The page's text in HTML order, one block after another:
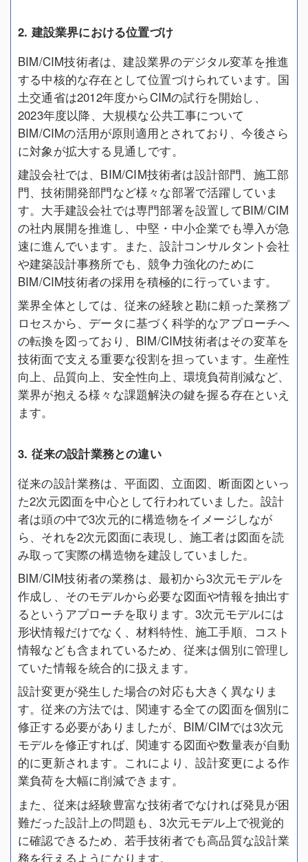
2. 建設業界における位置づけ
BIM/CIM技術者は、建設業界のデジタル変革を推進
する中核的な存在として位置づけられています。国
土交通省は2012年度からCIMの試行を開始し、
2023年度以降、大規模な公共工事について
BIM/CIMの活用が原則適用とされており、今後さら
に対象が拡大する見通しです。
建設会社では、BIM/CIM技術者は設計部門、施工部
門、技術開発部門など様々な部署で活躍していま
す。大手建設会社では専門部署を設置してBIM/CIM
の社内展開を推進し、中堅・中小企業でも導入が急
速に進んでいます。また、設計コンサルタント会社
や建築設計事務所でも、競争力強化のために
BIM/CIM技術者の採用を積極的に行っています。
業界全体としては、従来の経験と勘に頼った業務プ
ロセスから、データに基づく科学的なアプローチへ
の転換を図っており、BIM/CIM技術者はその変革を
技術面で支える重要な役割を担っています。生産性
向上、品質向上、安全性向上、環境負荷削減など、
業界が抱える様々な課題解決の鍵を握る存在といえ
ます。
3. 従来の設計業務との違い
従来の設計業務は、平面図、立面図、断面図といっ
た2次元図面を中心として行われていました。設計
者は頭の中で3次元的に構造物をイメージしなが
ら、それを2次元図面に表現し、施工者は図面を読
み取って実際の構造物を建設していました。
BIM/CIM技術者の業務は、最初から3次元モデルを
作成し、そのモデルから必要な図面や情報を抽出す
るというアプローチを取ります。3次元モデルには
形状情報だけでなく、材料特性、施工手順、コスト
情報なども含まれているため、従来は個別に管理し
ていた情報を統合的に扱えます。
設計変更が発生した場合の対応も大きく異なりま
す。従来の方法では、関連する全ての図面を個別に
修正する必要がありましたが、BIM/CIMでは3次元
モデルを修正すれば、関連する図面や数量表が自動
的に更新されます。これにより、設計変更による作
業負荷を大幅に削減できます。
また、従来は経験豊富な技術者でなければ発見が困
難だった設計上の問題も、3次元モデル上で視覚的
に確認できるため、若手技術者でも高品質な設計業
務を行えるようになります。